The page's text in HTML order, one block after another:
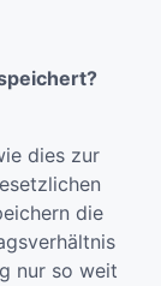
dies zur
die
nur so weit